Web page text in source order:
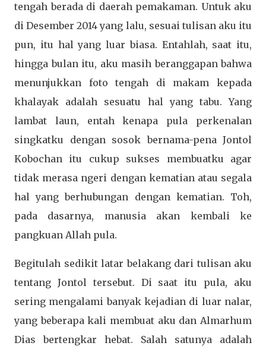
tengah berada di daerah pemakaman. Untuk aku
di Desember 2014 yang lalu, sesuai tulisan aku itu
pun, itu hal yang luar biasa. Entahlah, saat itu,
hingga bulan itu, aku masih beranggapan bahwa
menunjukkan foto tengah di makam kepada
khalayak adalah sesuatu hal yang tabu. Yang
lambat laun, entah kenapa pula perkenalan
singkatku dengan sosok bernama-pena Jontol
Kobochan itu cukup sukses membuatku agar
tidak merasa ngeri dengan kematian atau segala
hal yang berhubungan dengan kematian. Toh,
pada dasarnya, manusia akan kembali ke
pangkuan Allah pula.
Begitulah sedikit latar belakang dari tulisan aku
tentang Jontol tersebut. Di saat itu pula, aku
sering mengalami banyak kejadian di luar nalar,
yang beberapa kali membuat aku dan Almarhum
Dias bertengkar hebat. Salah satunya adalah